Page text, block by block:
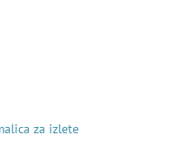
za izlete